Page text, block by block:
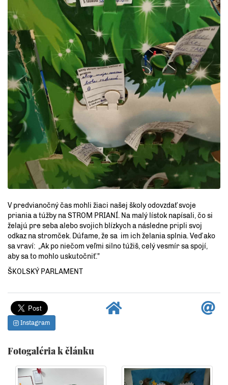
V predvianočný čas mohli žiaci našej školy odovzdať svoje
priania a túžby na STROM PRIANÍ. Na malý lístok napísali, čo si
želajú pre seba alebo svojich blízkych a následne pripli svoj
odkaz na stromček. Dúfame, že sa im ich želania splnia. Veď ako
sa vraví: „Ak po niečom veľmi silno túžiš, celý vesmír sa spojí,
aby sa to mohlo uskutočniť."
ŠKOLSKÝ PARLAMENT
Instagram
Fotogaléria k článku